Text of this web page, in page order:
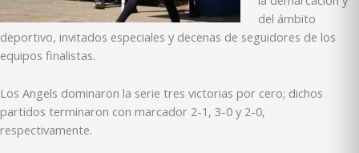
del ámbito
deportivo, invitados especiales y decenas de seguidores de los
equipos finalistas.
Los Angels dominaron la serie tres victorias por cero; dichos
partidos terminaron con marcador 2-1, 3-0 y 2-0,
respectivamente.